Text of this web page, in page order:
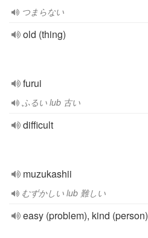
つまらない
old (thing)
furui
ふるい lub 古い
difficult
muzukashii
むずかしい lub 難しい
easy (problem), kind (person)